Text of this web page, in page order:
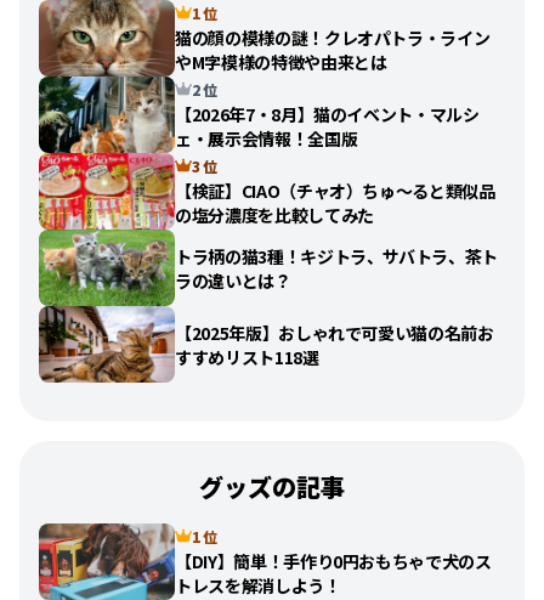
1 位
猫の顔の模様の謎！クレオパトラ・ライン
やM字模様の特徴や由来とは
2 位
【2026年7・8月】猫のイベント・マルシ
ェ・展示会情報！全国版
3 位
【検証】CIAO（チャオ）ちゅ〜ると類似品
の塩分濃度を比較してみた
トラ柄の猫3種！キジトラ、サバトラ、茶ト
ラの違いとは？
【2025年版】おしゃれで可愛い猫の名前お
すすめリスト118選
グッズの記事
1 位
【DIY】簡単！手作り0円おもちゃで犬のス
トレスを解消しよう！